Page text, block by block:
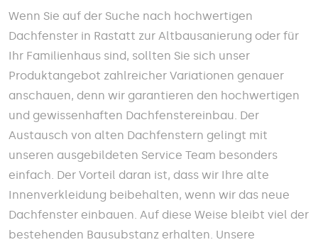
Wenn Sie auf der Suche nach hochwertigen
Dachfenster in Rastatt zur Altbausanierung oder für
Ihr Familienhaus sind, sollten Sie sich unser
Produktangebot zahlreicher Variationen genauer
anschauen, denn wir garantieren den hochwertigen
und gewissenhaften Dachfenstereinbau. Der
Austausch von alten Dachfenstern gelingt mit
unseren ausgebildeten Service Team besonders
einfach. Der Vorteil daran ist, dass wir Ihre alte
Innenverkleidung beibehalten, wenn wir das neue
Dachfenster einbauen. Auf diese Weise bleibt viel der
bestehenden Bausubstanz erhalten. Unsere